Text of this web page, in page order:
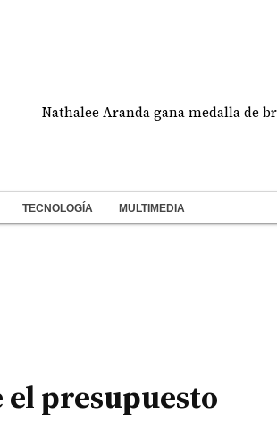
Aranda gana medalla de bronce en
TECNOLOGÍA MULTIMEDIA
presupuesto